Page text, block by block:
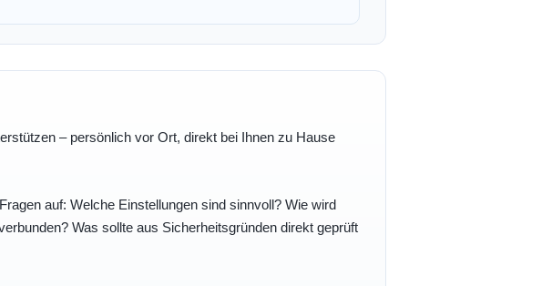
– persönlich vor Ort, direkt bei Ihnen zu Hause
auf: Welche Einstellungen sind sinnvoll? Wie wird
Was sollte aus Sicherheitsgründen direkt geprüft